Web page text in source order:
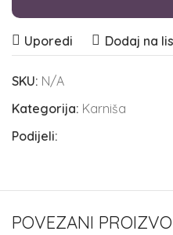
Uporedi Dodaj na
SKU: N/A
Kategorija: Karniša
Podijeli:
POVEZANI